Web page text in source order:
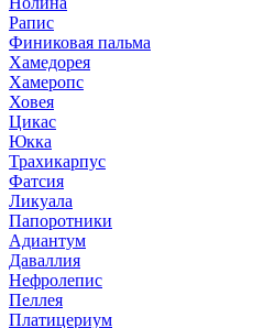
Рапис
Финиковая пальма
Хамедорея
Хамеропс
Ховея
Цикас
Юкка
Трахикарпус
Фатсия
Ликуала
Папоротники
Адиантум
Даваллия
Нефролепис
Пеллея
Платицериум